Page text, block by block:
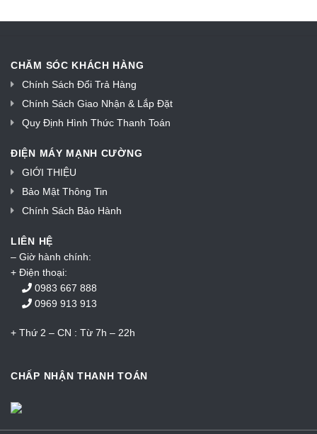
CHĂM SÓC KHÁCH HÀNG
Chính Sách Đổi Trả Hàng
Chính Sách Giao Nhận & Lắp Đặt
Quy Định Hình Thức Thanh Toán
ĐIỆN MÁY MẠNH CƯỜNG
GIỚI THIỆU
Bảo Mật Thông Tin
Chính Sách Bảo Hành
LIÊN HỆ
– Giờ hành chính:
+ Điện thoại:
0983 667 888
0969 913 913
+ Thứ 2 – CN : Từ 7h – 22h
CHẤP NHẬN THANH TOÁN